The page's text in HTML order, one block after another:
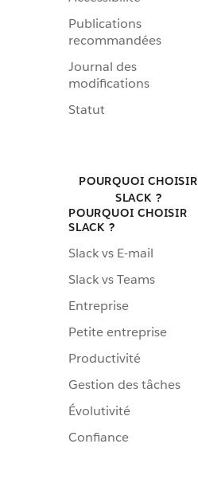
Publications
recommandées
Journal des
modifications
Statut
POURQUOI CHOISIR
SLACK ?
POURQUOI CHOISIR
SLACK ?
Slack vs E-mail
Slack vs Teams
Entreprise
Petite entreprise
Productivité
Gestion des tâches
Évolutivité
Confiance